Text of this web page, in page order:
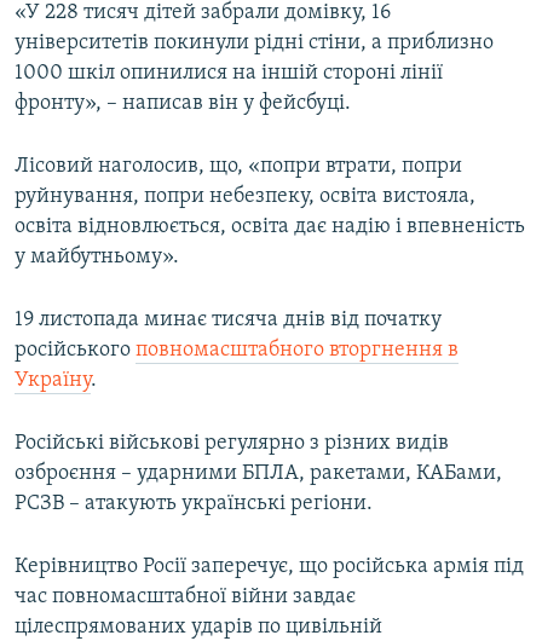
Усі сайти RFE/RL
«У 228 тисяч дітей забрали домівку, 16
університетів покинули рідні стіни, а приблизно
1000 шкіл опинилися на іншій стороні лінії
фронту», – написав він у фейсбуці.
Лісовий наголосив, що, «попри втрати, попри
руйнування, попри небезпеку, освіта вистояла,
освіта відновлюється, освіта дає надію і впевненість
у майбутньому».
19 листопада минає тисяча днів від початку
російського повномасштабного вторгнення в
Україну.
Російські військові регулярно з різних видів
озброєння – ударними БПЛА, ракетами, КАБами,
РСЗВ – атакують українські регіони.
Керівництво Росії заперечує, що російська армія під
час повномасштабної війни завдає
цілеспрямованих ударів по цивільній